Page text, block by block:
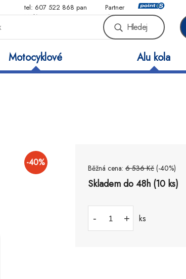
tel: 607 522 868 pan
Malý
Partner
sítě
Hledej
Motocyklové Alu kola
-40% Běžná cena: 6 536 Kč (-40%)
Skladem do 48h (10 ks)
- + ks